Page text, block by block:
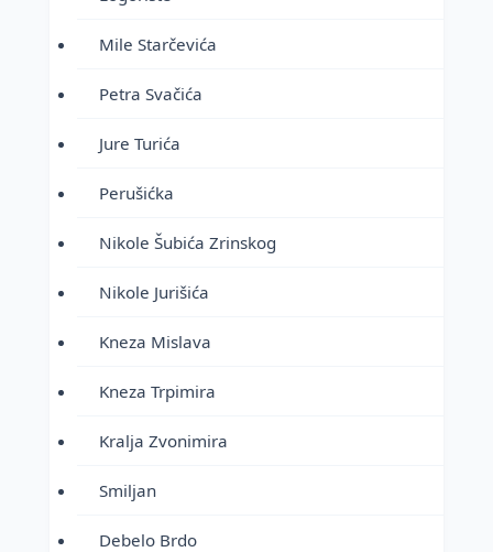
Mile Starčevića
Petra Svačića
Jure Turića
Perušićka
Nikole Šubića Zrinskog
Nikole Jurišića
Kneza Mislava
Kneza Trpimira
Kralja Zvonimira
Smiljan
Debelo Brdo